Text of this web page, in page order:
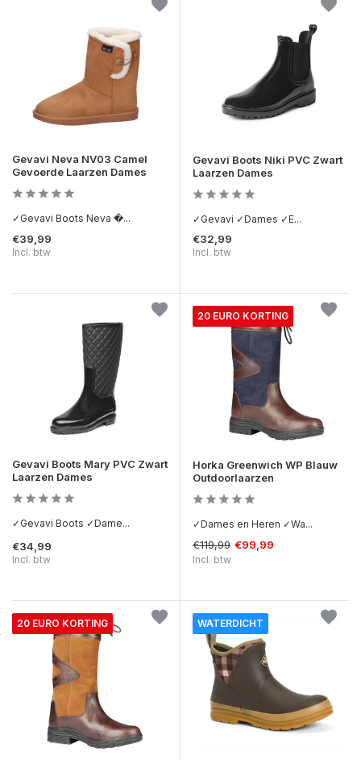
Gevavi Neva NV03 Camel
Gevoerde Laarzen Dames
✓Gevavi Boots Neva �...
€39,99
Incl. btw
Gevavi Boots Niki PVC Zwart
Laarzen Dames
✓Gevavi ✓Dames ✓E...
€32,99
Incl. btw
Gevavi Boots Mary PVC Zwart
Laarzen Dames
✓Gevavi Boots ✓Dame...
€34,99
Incl. btw
20 EURO KORTING
Horka Greenwich WP Blauw
Outdoorlaarzen
✓Dames en Heren ✓Wa...
€119,99 €99,99
Incl. btw
20 EURO KORTING WATERDICHT